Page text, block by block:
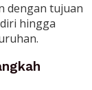
dengan tujuan
hingga